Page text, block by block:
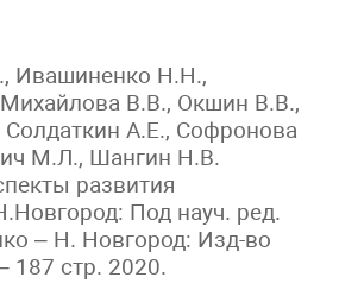
Ивашиненко Н.Н.,
В.В., Окшин В.В.,
А.Е., Софронова
М.Л., Шангин Н.В.
развития
Под науч. ред.
– Н. Новгород: Изд-во
стр. 2020.